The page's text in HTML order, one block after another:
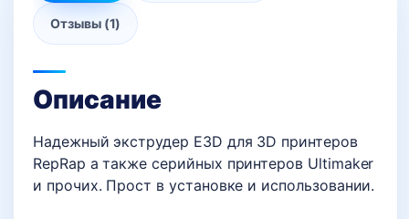
Отзывы (1)
Описание
Надежный экструдер E3D для 3D принтеров
RepRap а также серийных принтеров Ultimaker
и прочих. Прост в установке и использовании.